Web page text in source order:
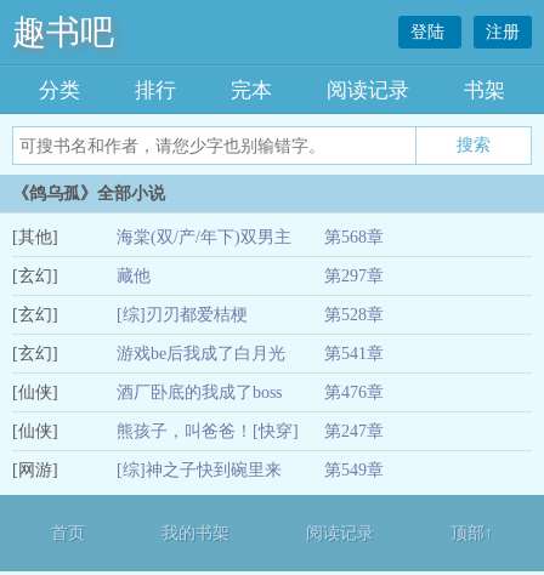
趣书吧 登陆 注册
分类 排行 完本 阅读记录 书架
《鸽乌孤》全部小说
[其他] 海棠(双/产/年下)双男主 第568章
[玄幻] 藏他 第297章
[玄幻] [综]刃刃都爱桔梗 第528章
[玄幻] 游戏be后我成了白月光 第541章
[仙侠] 酒厂卧底的我成了boss 第476章
[仙侠] 熊孩子，叫爸爸！[快穿] 第247章
[网游] [综]神之子快到碗里来 第549章
首页
我的书架 阅读记录 顶部↑